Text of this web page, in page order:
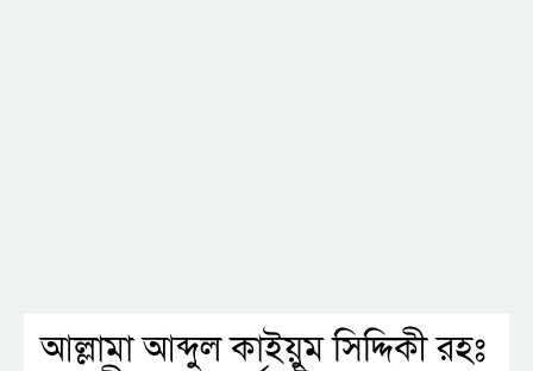
আল্লামা আব্দুল কাইয়ুম সিদ্দিকী রহঃ